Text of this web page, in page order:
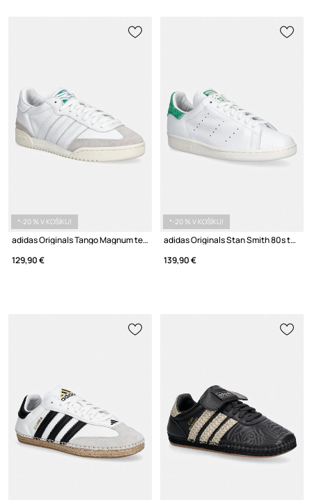
*-20 % V KOŠÍKU!
adidas Originals Tango Magnum tenisky pánske kožené
129,90 €
*-20 % V KOŠÍKU!
adidas Originals Stan Smith 80s tenisky pánske kožené
139,90 €